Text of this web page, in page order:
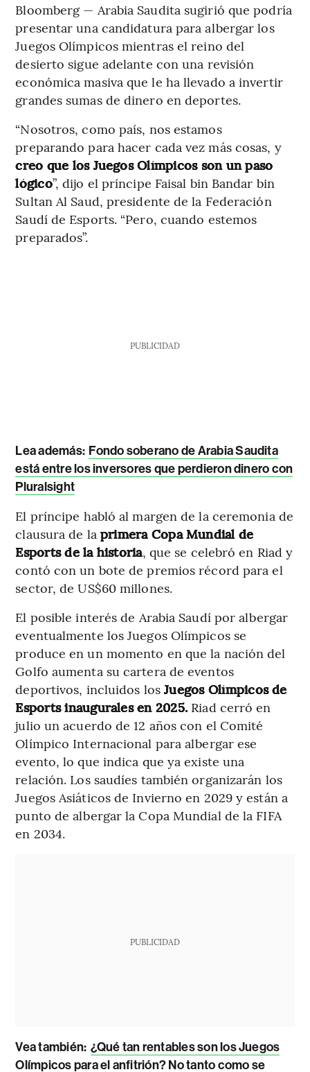
Bloomberg — Arabia Saudita sugirió que podría
presentar una candidatura para albergar los
Juegos Olímpicos mientras el reino del
desierto sigue adelante con una revisión
económica masiva que le ha llevado a invertir
grandes sumas de dinero en deportes.
“Nosotros, como país, nos estamos
preparando para hacer cada vez más cosas, y
creo que los Juegos Olímpicos son un paso
lógico”, dijo el príncipe Faisal bin Bandar bin
Sultan Al Saud, presidente de la Federación
Saudí de Esports. “Pero, cuando estemos
preparados”.
PUBLICIDAD
Lea además: Fondo soberano de Arabia Saudita
está entre los inversores que perdieron dinero con
Pluralsight
El príncipe habló al margen de la ceremonia de
clausura de la primera Copa Mundial de
Esports de la historia, que se celebró en Riad y
contó con un bote de premios récord para el
sector, de US$60 millones.
El posible interés de Arabia Saudí por albergar
eventualmente los Juegos Olímpicos se
produce en un momento en que la nación del
Golfo aumenta su cartera de eventos
deportivos, incluidos losJuegos Olímpicos de
Esports inaugurales en 2025. Riad cerró en
julio un acuerdo de 12 años con el Comité
Olímpico Internacional para albergar ese
evento, lo que indica que ya existe una
relación. Los saudíes también organizarán los
Juegos Asiáticos de Invierno en 2029 y están a
punto de albergar la Copa Mundial de la FIFA
en 2034.
PUBLICIDAD
Vea también: ¿Qué tan rentables son los Juegos
Olímpicos para el anfitrión? No tanto como se